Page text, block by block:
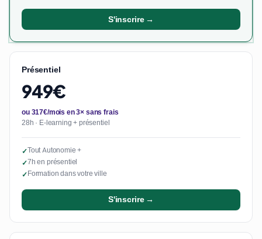
S'inscrire →
Présentiel
949€
ou 317€/mois en 3× sans frais
28h · E-learning + présentiel
✓Tout Autonomie +
✓7h en présentiel
✓Formation dans votre ville
S'inscrire →